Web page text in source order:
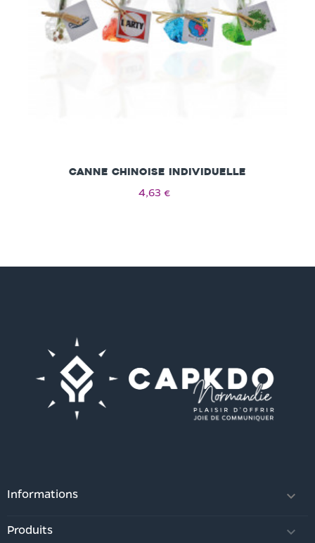
Canne chinoise individuelle
4,63 €
Informations 
Produits 